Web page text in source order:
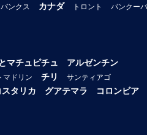
ンクス カナダ トロント
バンクー
マチュピチュ アルゼンチン
マドリン チリ
サンティアゴ
スタリカ グアテマラ コロンビア